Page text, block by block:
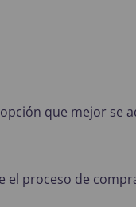
que mejor se
el proceso de